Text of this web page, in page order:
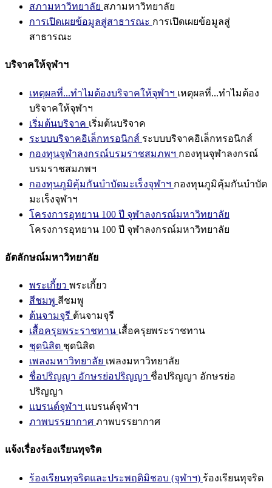
สภามหาวิทยาลัย สภามหาวิทยาลัย
การเปิดเผยข้อมูลสู่สาธารณะ การเปิดเผยข้อมูลสู่
สาธารณะ
บริจาคให้จุฬาฯ
เหตุผลที่...ทำไมต้องบริจาคให้จุฬาฯ เหตุผลที่...ทำไมต้อง
บริจาคให้จุฬาฯ
เริ่มต้นบริจาค เริ่มต้นบริจาค
ระบบบริจาคอิเล็กทรอนิกส์ ระบบบริจาคอิเล็กทรอนิกส์
กองทุนจุฬาลงกรณ์บรมราชสมภพฯ กองทุนจุฬาลงกรณ์
บรมราชสมภพฯ
กองทุนภูมิคุ้มกันบำบัดมะเร็งจุฬาฯ กองทุนภูมิคุ้มกันบำบัด
มะเร็งจุฬาฯ
โครงการอุทยาน 100 ปี จุฬาลงกรณ์มหาวิทยาลัย
โครงการอุทยาน 100 ปี จุฬาลงกรณ์มหาวิทยาลัย
อัตลักษณ์มหาวิทยาลัย
พระเกี้ยว พระเกี้ยว
สีชมพู สีชมพู
ต้นจามจุรี ต้นจามจุรี
เสื้อครุยพระราชทาน เสื้อครุยพระราชทาน
ชุดนิสิต ชุดนิสิต
เพลงมหาวิทยาลัย เพลงมหาวิทยาลัย
ชื่อปริญญา อักษรย่อปริญญา ชื่อปริญญา อักษรย่อ
ปริญญา
แบรนด์จุฬาฯ แบรนด์จุฬาฯ
ภาพบรรยากาศ ภาพบรรยากาศ
แจ้งเรื่องร้องเรียนทุจริต
ร้องเรียนทุจริตและประพฤติมิชอบ (จุฬาฯ) ร้องเรียนทุจริต